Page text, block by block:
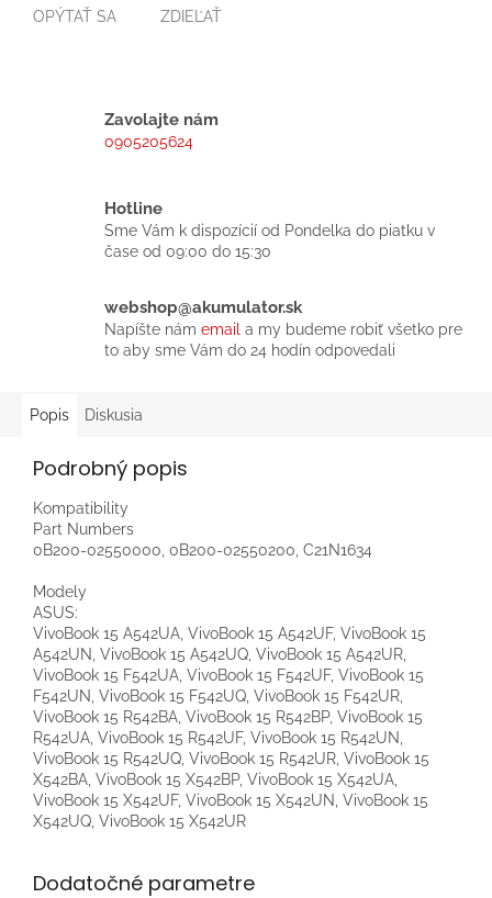
OPÝTAŤ SA ZDIEĽAŤ
Zavolajte nám
0905205624
Hotline
Sme Vám k dispozícií od Pondelka do piatku v
čase od 09:00 do 15:30
webshop@akumulator.sk
Napíšte nám email a my budeme robiť všetko pre
to aby sme Vám do 24 hodín odpovedali
Popis Diskusia
Podrobný popis
Kompatibility
Part Numbers
0B200-02550000, 0B200-02550200, C21N1634
Modely
ASUS:
VivoBook 15 A542UA, VivoBook 15 A542UF, VivoBook 15
A542UN, VivoBook 15 A542UQ, VivoBook 15 A542UR,
VivoBook 15 F542UA, VivoBook 15 F542UF, VivoBook 15
F542UN, VivoBook 15 F542UQ, VivoBook 15 F542UR,
VivoBook 15 R542BA, VivoBook 15 R542BP, VivoBook 15
R542UA, VivoBook 15 R542UF, VivoBook 15 R542UN,
VivoBook 15 R542UQ, VivoBook 15 R542UR, VivoBook 15
X542BA, VivoBook 15 X542BP, VivoBook 15 X542UA,
VivoBook 15 X542UF, VivoBook 15 X542UN, VivoBook 15
X542UQ, VivoBook 15 X542UR
Dodatočné parametre